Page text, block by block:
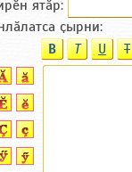
ятӑp:
ҫырни:
B T U T